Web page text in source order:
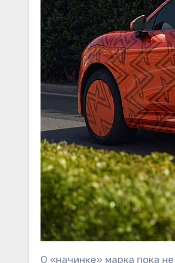
О «начинке» марка пока